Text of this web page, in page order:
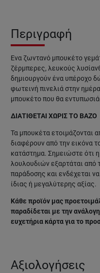
Περιγραφή
Ένα ζωντανό μπουκέτο
ζέρμπερες, λευκούς
δημιουργούν ένα υπέροχο
φωτεινή πινελιά στην
μπουκέτο που θα
ΔΙΑΤΙΘΕΤΑΙ ΧΩΡΙΣ ΤΟ ΒΑΖΟ
Τα μπουκέτα ετοιμάζονται
διαφέρουν από την εικόνα
κατάστημα. Σημειώστε ότι
λουλουδιών εξαρτάται από
παράδοσης και ενδέχεται
ίδιας ή μεγαλύτερης αξίας.
Κάθε προϊόν μας
παραδίδεται με την
ευχετήρια κάρτα για το
Αξιολογήσεις